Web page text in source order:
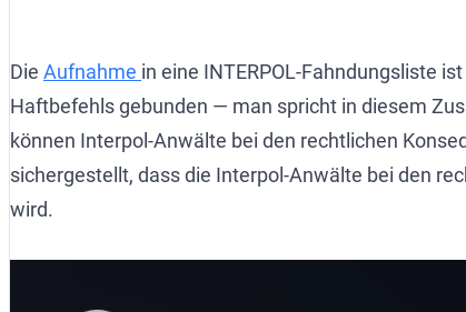
Die Aufnahme in eine INTERPOL-Fahndungsliste
Haftbefehls gebunden — man spricht in diesem
können Interpol-Anwälte bei den rechtlichen
sichergestellt, dass die Interpol-Anwälte bei den
wird.